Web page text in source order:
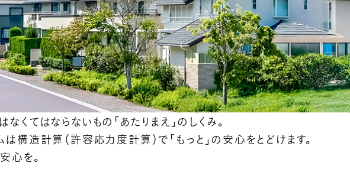
くてはならないもの「あたりまえ」のしくみ。
は構造計算（許容応力度計算）で「もっと」の安心をとどけます。
心を。